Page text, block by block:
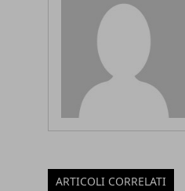
ARTICOLI CORRELATI